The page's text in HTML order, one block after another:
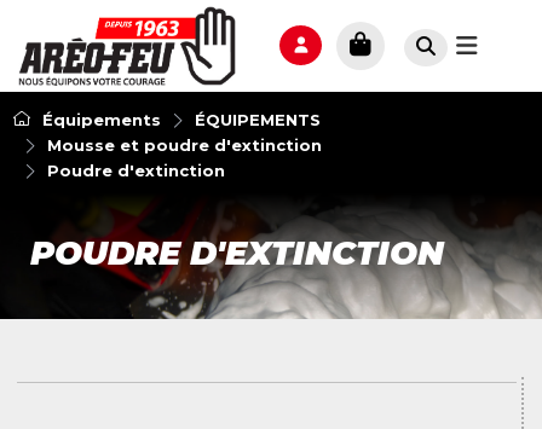
Équipements
ÉQUIPEMENTS
Mousse et poudre d'extinction
Poudre d'extinction
POUDRE D'EXTINCTION